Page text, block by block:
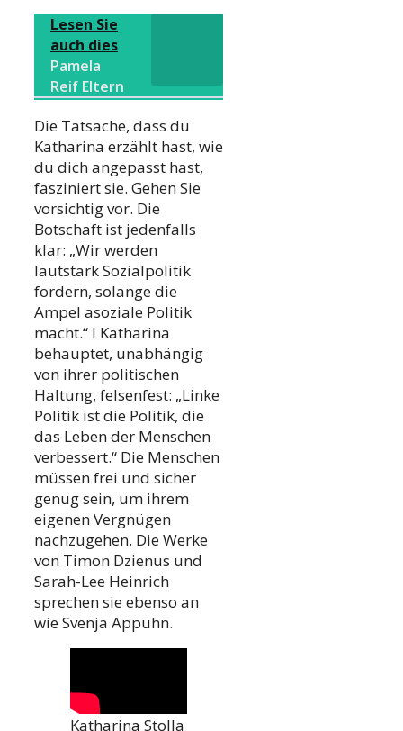
Lesen Sie
auch dies
Pamela
Reif Eltern
Die Tatsache, dass du
Katharina erzählt hast, wie
du dich angepasst hast,
fasziniert sie. Gehen Sie
vorsichtig vor. Die
Botschaft ist jedenfalls
klar: „Wir werden
lautstark Sozialpolitik
fordern, solange die
Ampel asoziale Politik
macht.“ I Katharina
behauptet, unabhängig
von ihrer politischen
Haltung, felsenfest: „Linke
Politik ist die Politik, die
das Leben der Menschen
verbessert.“ Die Menschen
müssen frei und sicher
genug sein, um ihrem
eigenen Vergnügen
nachzugehen. Die Werke
von Timon Dzienus und
Sarah-Lee Heinrich
sprechen sie ebenso an
wie Svenja Appuhn.
Katharina Stolla